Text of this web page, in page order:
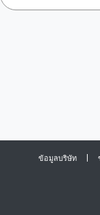
ข้อมูลบริษัท